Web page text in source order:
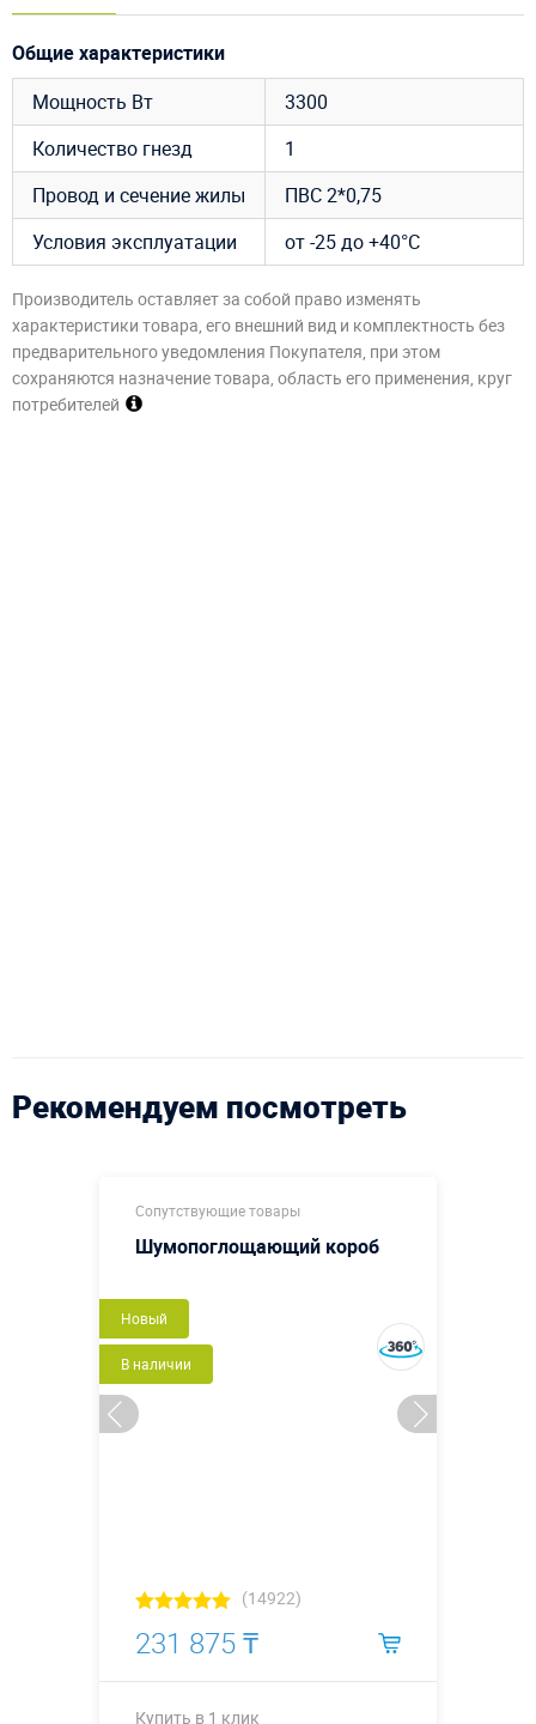
Общие характеристики
Мощность Вт
3300
Количество гнезд
1
Провод и сечение жилы
ПВС 2*0,75
Условия эксплуатации
от -25 до +40°С
Производитель оставляет за собой право изменять
характеристики товара, его внешний вид и комплектность без
предварительного уведомления Покупателя, при этом
сохраняются назначение товара, область его применения, круг
потребителей
Рекомендуем посмотреть
Сопутствующие товары
Шумопоглощающий короб
Новый
В наличии
(14922)
231 875 ₸
Купить в 1 клик